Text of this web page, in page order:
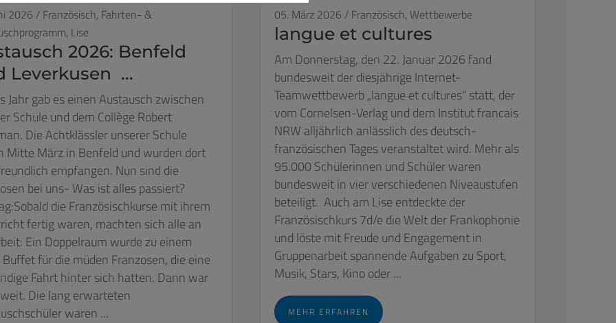
2026 / Französisch, Fahrten- &
Lise
2026: Benfeld
Leverkusen ...
Jahr gab es einen Austausch zwischen
Schule und dem Collège Robert
Die Achtklässler unserer Schule
Mitte März in Benfeld und wurden dort
empfangen. Nun sind die
bei uns- Was ist alles passiert?
die Französischkurse mit ihrem
fertig waren, machten sich alle an
Ein Doppelraum wurde zu einem
für die müden Franzosen, die eine
Fahrt hinter sich hatten. Dann war
Die lang erwarteten
waren ...
05. März 2026 / Französisch, Wettbewerbe
langue et cultures
Am Donnerstag, den 22. Januar 2026 fand
bundesweit der diesjährige Internet-
Teamwettbewerb „langue et cultures“ statt, der
vom Cornelsen-Verlag und dem Institut francais
NRW alljährlich anlässlich des deutsch-
französischen Tages veranstaltet wird. Mehr als
95.000 Schülerinnen und Schüler waren
bundesweit in vier verschiedenen Niveaustufen
beteiligt. Auch am Lise entdeckte der
Französischkurs 7d/e die Welt der Frankophonie
und löste mit Freude und Engagement in
Gruppenarbeit spannende Aufgaben zu Sport,
Musik, Stars, Kino oder ...
MEHR ERFAHREN